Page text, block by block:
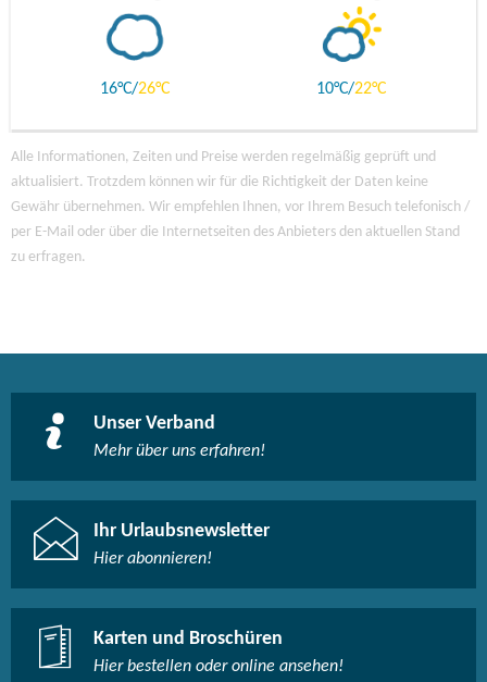
16 26 10 22
Alle Informationen, Zeiten und Preise werden regelmäßig geprüft und
aktualisiert. Trotzdem können wir für die Richtigkeit der Daten keine
Gewähr übernehmen. Wir empfehlen Ihnen, vor Ihrem Besuch telefonisch /
per E-Mail oder über die Internetseiten des Anbieters den aktuellen Stand
zu erfragen.
Unser Verband
Mehr über uns erfahren!
Ihr Urlaubsnewsletter
Hier abonnieren!
Karten und Broschüren
Hier bestellen oder online ansehen!